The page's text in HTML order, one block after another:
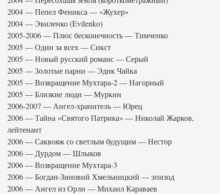
2004 — Пепел Феникса — «Жухер»
2004 — Эвиленко (Evilenko)
2005-2006 — Плюс бесконечность — Тимченко
2005 — Один за всех — Сикст
2005 — Новый русский романс — Серый
2005 — Золотые парни — Эдик Чайка
2005 — Возвращение Мухтара-2 — Нагорный
2005 — Близкие люди — Муркин
2006-2007 — Ангел-хранитель — Юрец
2006 — Тайна «Святого Патрика» — Николай Жарков,
лейтенант
2006 — Саквояж со светлым будущим — Нестор
2006 — Дурдом — Шлыков
2006 — Возвращение Мухтара-3
2006 — Богдан-Зиновий Хмельницкий — эпизод
2006 — Ангел из Орли — Михаил Караваев